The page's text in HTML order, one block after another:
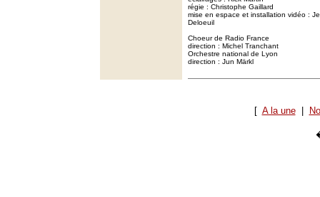
régie : Christophe Gaillard
mise en espace et installation vidéo :
Deloeuil
Choeur de Radio France
direction : Michel Tranchant
Orchestre national de Lyon
direction : Jun Märkl
[ A la une|